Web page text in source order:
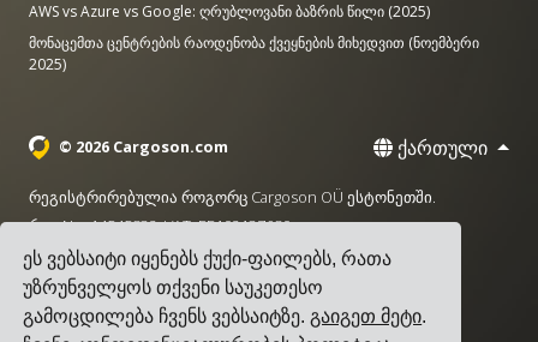
ეს ვებსაიტი იყენებს ქუქი-ფაილებს, რათა
უზრუნველყოს თქვენი საუკეთესო
გამოცდილება ჩვენს ვებსაიტზე. გაიგეთ მეტი.
AWS vs Azure vs Google: ღრუბლოვანი ბაზრის წილი (2025)
მონაცემთა ცენტრების რაოდენობა ქვეყნების მიხედვით (ნოემბერი
2025)
© 2026 Cargoson.com ქართული
რეგისტრირებულია როგორც Cargoson OÜ ესტონეთში.
რეგ No: 14545832. VAT: EE102137680.
სათაო ოფისი: Pärnu mnt. 141, 11314 ტალინი, ესტონეთი
+372 5555 0028 · hello@cargoson.com